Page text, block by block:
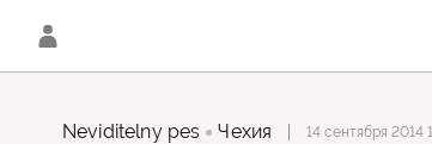
Neviditelny pes Чехия 14 сентября 2014